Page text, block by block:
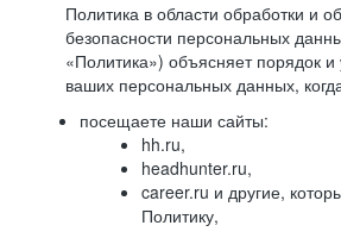
Политика в области обработки и
безопасности персональных
«Политика») объясняет порядок и
ваших персональных данных,
посещаете наши сайты:
hh.ru,
headhunter.ru,
career.ru и другие,
Политику,